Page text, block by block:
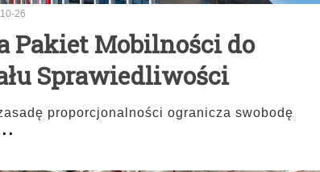
26
Pakiet Mobilności do
Sprawiedliwości
proporcjonalności ogranicza swobodę